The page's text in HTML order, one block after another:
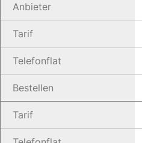
Anbieter
Tarif
Telefonflat
Bestellen
Tarif